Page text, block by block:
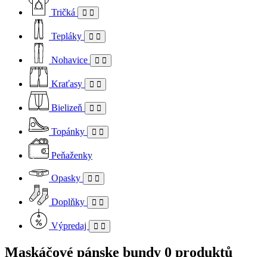
Tričká
Tepláky
Nohavice
Kraťasy
Bielizeň
Topánky
Peňaženky
Opasky
Doplňky
Výpredaj
Maskáčové pánske bundy 0 produktů